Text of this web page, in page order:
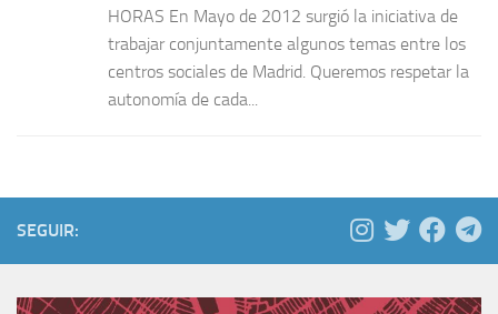
HORAS En Mayo de 2012 surgió la iniciativa de
trabajar conjuntamente algunos temas entre los
centros sociales de Madrid. Queremos respetar la
autonomía de cada...
SEGUIR: